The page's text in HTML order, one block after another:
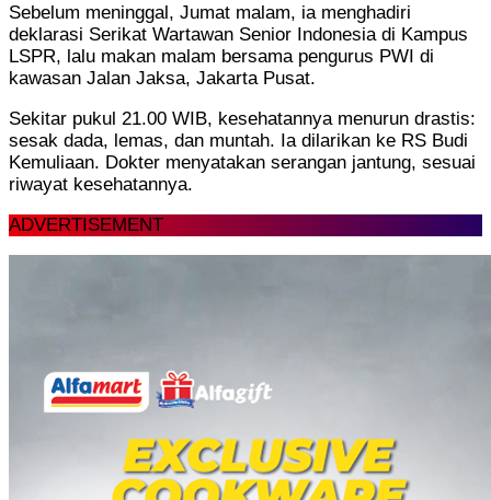
Sebelum meninggal, Jumat malam, ia menghadiri
deklarasi Serikat Wartawan Senior Indonesia di Kampus
LSPR, lalu makan malam bersama pengurus PWI di
kawasan Jalan Jaksa, Jakarta Pusat.
Sekitar pukul 21.00 WIB, kesehatannya menurun drastis:
sesak dada, lemas, dan muntah. Ia dilarikan ke RS Budi
Kemuliaan. Dokter menyatakan serangan jantung, sesuai
riwayat kesehatannya.
ADVERTISEMENT